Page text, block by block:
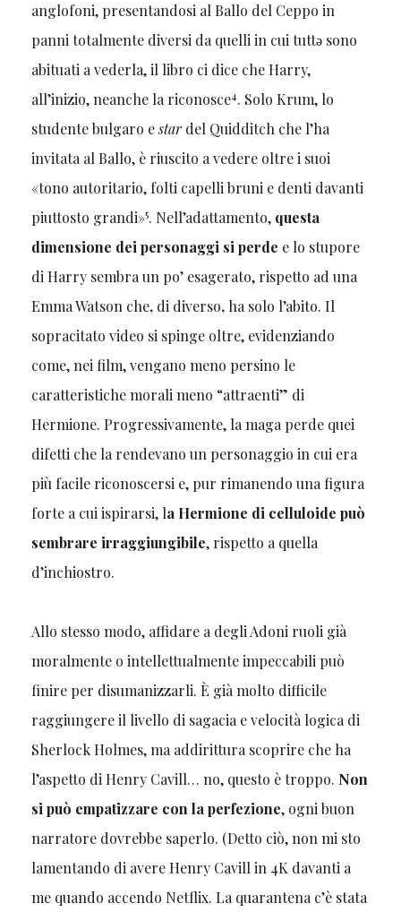
anglofoni, presentandosi al Ballo del Ceppo in
panni totalmente diversi da quelli in cui tuttǝ sono
abituati a vederla, il libro ci dice che Harry,
all’inizio, neanche la riconosce4. Solo Krum, lo
studente bulgaro estardel Quidditch che l’ha
invitata al Ballo, è riuscito a vedere oltre i suoi
«tono autoritario, folti capelli bruni e denti davanti
piuttosto grandi»5. Nell’adattamento, questa
dimensione dei personaggi si perde e lo stupore
di Harry sembra un po’ esagerato, rispetto ad una
Emma Watson che,di diverso,ha solo l’abito. Il
sopracitato video si spinge oltre, evidenziando
come, nei film, vengano meno persino le
caratteristiche morali meno “attraenti” di
Hermione. Progressivamente, la maga perde quei
difetti che la rendevano un personaggio in cui era
più facile riconoscersi e, pur rimanendo una figura
forte a cui ispirarsi, la Hermione di celluloide può
sembrare irraggiungibile, rispetto a quella
d’inchiostro.
Allo stesso modo, affidare a degli Adoni ruoli già
moralmente o intellettualmente impeccabili può
finire per disumanizzarli. È già molto difficile
raggiungere il livello di sagacia e velocità logica di
Sherlock Holmes, ma addirittura scoprire che ha
l’aspetto di Henry Cavill… no, questo è troppo. Non
si può empatizzare con la perfezione, ogni buon
narratore dovrebbe saperlo. (Detto ciò, non mi sto
lamentando di avere Henry Cavill in 4K davanti a
me quando accendo Netflix. La quarantena c’è stata